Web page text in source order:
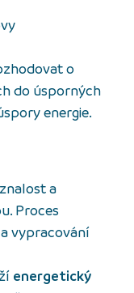
o
do úsporných
energie.
a
Proces
vypracování
energetický